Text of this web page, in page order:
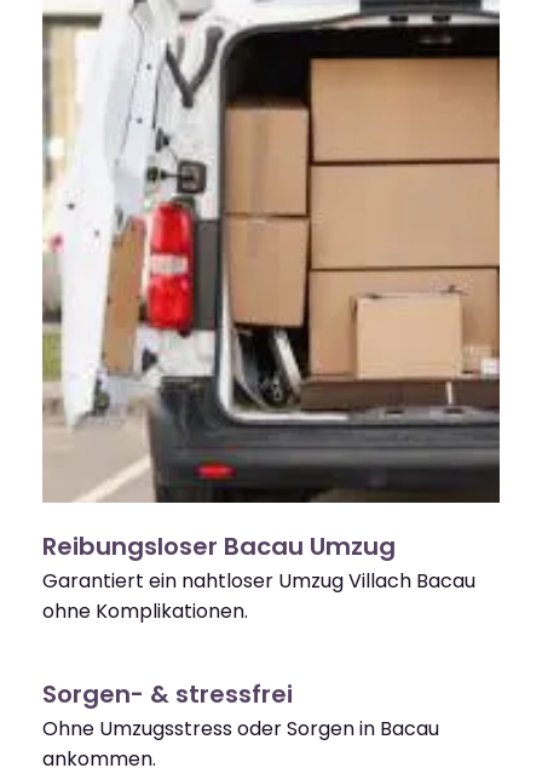
Reibungsloser Bacau Umzug
Garantiert ein nahtloser Umzug Villach Bacau
ohne Komplikationen.
Sorgen- & stressfrei
Ohne Umzugsstress oder Sorgen in Bacau
ankommen.